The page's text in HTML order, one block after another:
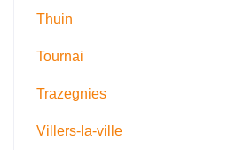
Thuin
Tournai
Trazegnies
Villers-la-ville